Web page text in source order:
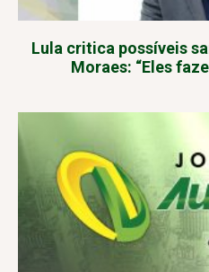
Lula critica possíveis
Moraes: “Eles